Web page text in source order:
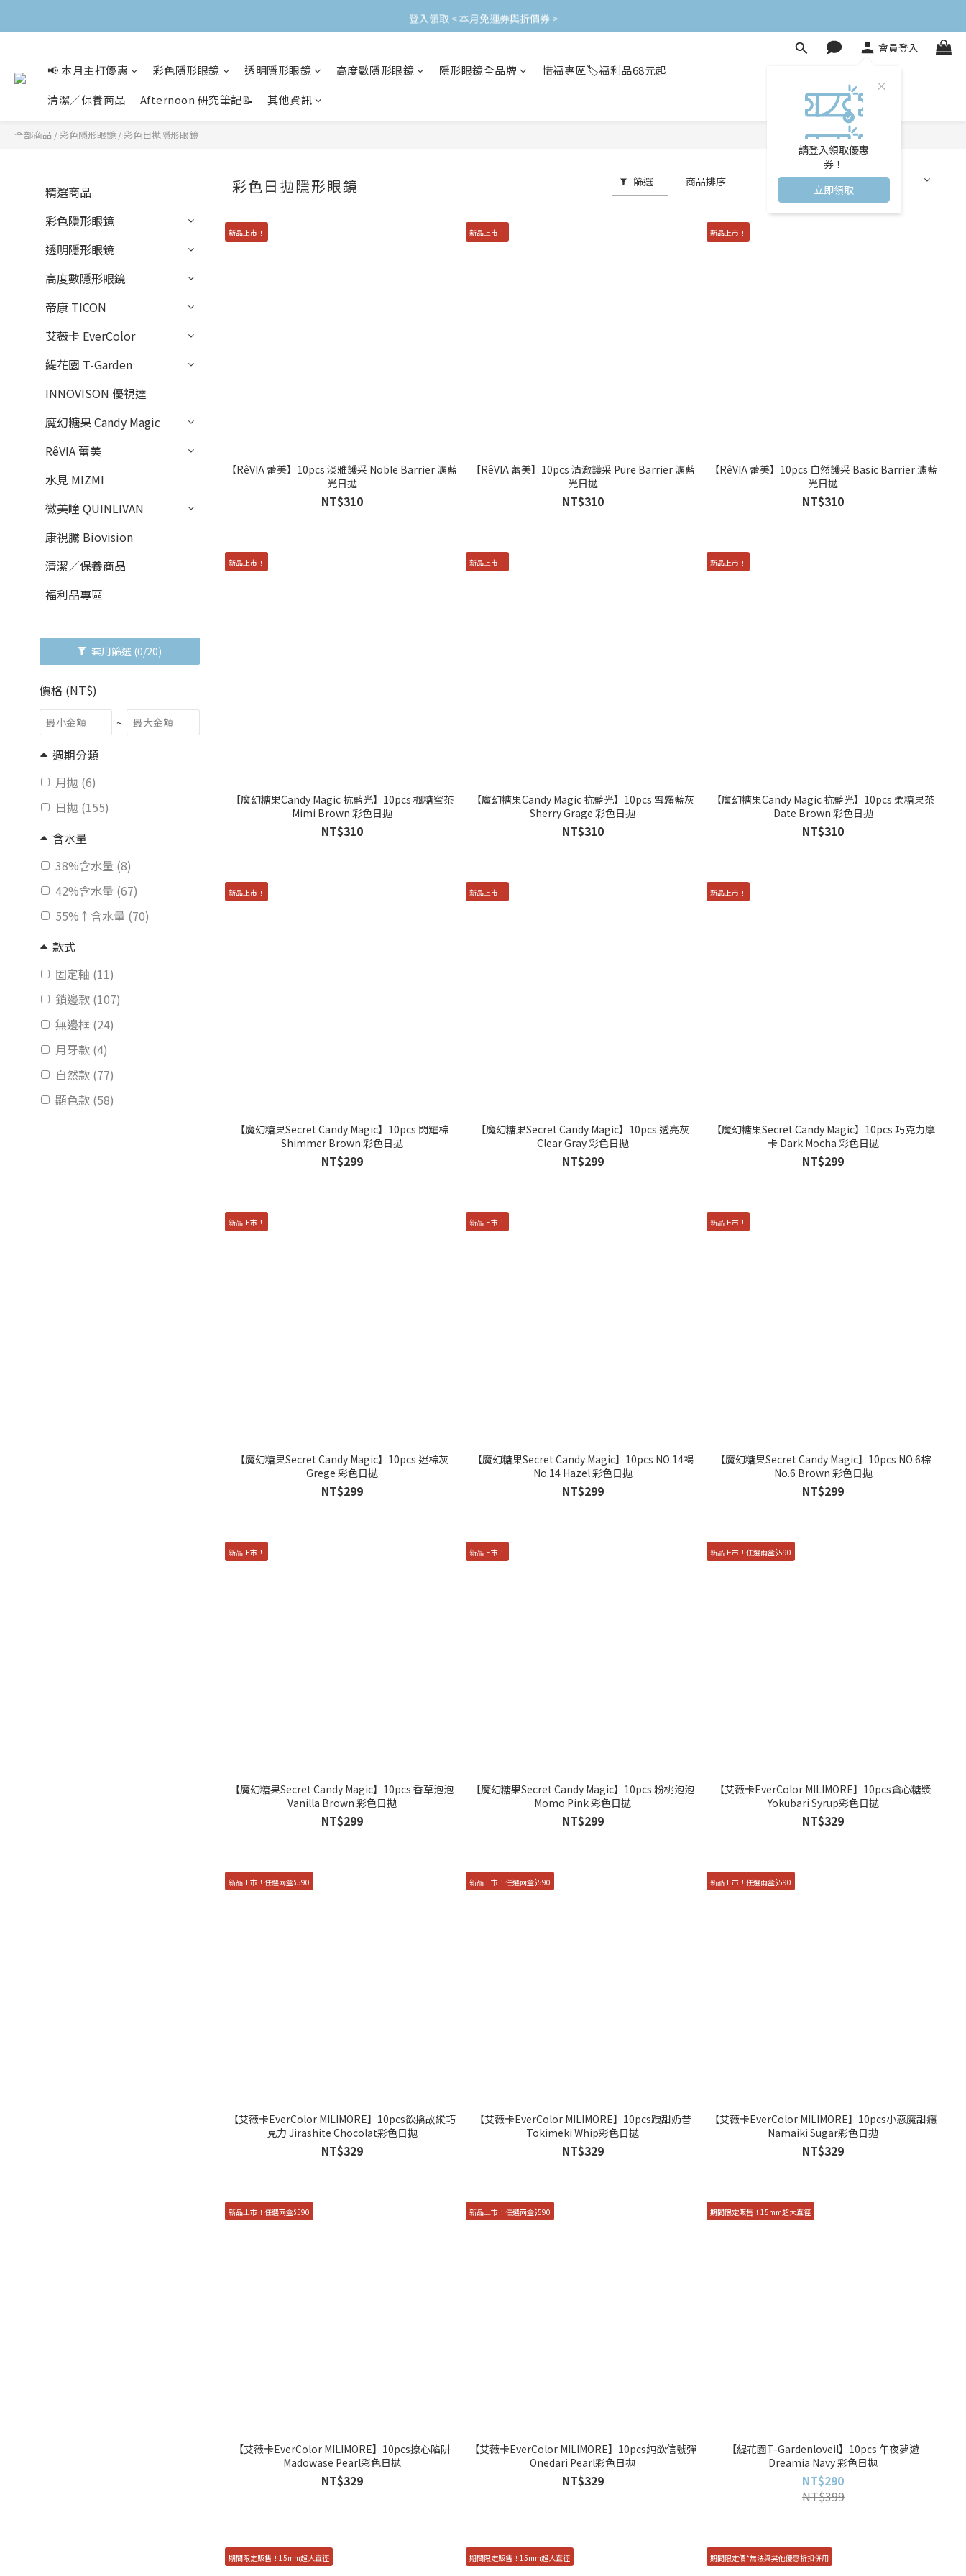
加入會員立即領$200購物金(效期30天) | 可與LINE新好友$50疊加使用
登入領取 < 本月免運券與折價券 >
會員登入
請登入領取優惠
券！
立即領取
📢 本月主打優惠 彩色隱形眼鏡 透明隱形眼鏡 高度數隱形眼鏡 隱形眼鏡全品牌
惜福專區🏷️福利品68元起
清潔／保養商品
Afternoon 研究筆記📝 其他資訊
全部商品 / 彩色隱形眼鏡 / 彩色日拋隱形眼鏡
精選商品
彩色隱形眼鏡
透明隱形眼鏡
高度數隱形眼鏡
帝康 TICON
艾薇卡 EverColor
緹花園 T-Garden
INNOVISON 優視達
魔幻糖果 Candy Magic
RêVIA 蕾美
水見 MIZMI
微美瞳 QUINLIVAN
康視騰 Biovision
清潔／保養商品
福利品專區
套用篩選 (0/20)
價格 (NT$)
~
週期分類
月拋 (6)
日拋 (155)
含水量
38%含水量 (8)
42%含水量 (67)
55%↑含水量 (70)
款式
固定軸 (11)
鎖邊款 (107)
無邊框 (24)
月牙款 (4)
自然款 (77)
顯色款 (58)
彩色日拋隱形眼鏡 篩選 商品排序 每頁顯示 24 個
新品上市！
【RêVIA 蕾美】10pcs 淡雅護采 Noble Barrier 濾藍
光日拋
NT$310
新品上市！
【RêVIA 蕾美】10pcs 清澈護采 Pure Barrier 濾藍
光日拋
NT$310
新品上市！
【RêVIA 蕾美】10pcs 自然護采 Basic Barrier 濾藍
光日拋
NT$310
新品上市！
【魔幻糖果Candy Magic 抗藍光】10pcs 楓糖蜜茶
Mimi Brown 彩色日拋
NT$310
新品上市！
【魔幻糖果Candy Magic 抗藍光】10pcs 雪霧藍灰
Sherry Grage 彩色日拋
NT$310
新品上市！
【魔幻糖果Candy Magic 抗藍光】10pcs 柔糖果茶
Date Brown 彩色日拋
NT$310
新品上市！
【魔幻糖果Secret Candy Magic】10pcs 閃耀棕
Shimmer Brown 彩色日拋
NT$299
新品上市！
【魔幻糖果Secret Candy Magic】10pcs 透亮灰
Clear Gray 彩色日拋
NT$299
新品上市！
【魔幻糖果Secret Candy Magic】10pcs 巧克力摩
卡 Dark Mocha 彩色日拋
NT$299
新品上市！
【魔幻糖果Secret Candy Magic】10pcs 迷棕灰
Grege 彩色日拋
NT$299
新品上市！
【魔幻糖果Secret Candy Magic】10pcs NO.14褐
No.14 Hazel 彩色日拋
NT$299
新品上市！
【魔幻糖果Secret Candy Magic】10pcs NO.6棕
No.6 Brown 彩色日拋
NT$299
新品上市！
【魔幻糖果Secret Candy Magic】10pcs 香草泡泡
Vanilla Brown 彩色日拋
NT$299
新品上市！
【魔幻糖果Secret Candy Magic】10pcs 粉桃泡泡
Momo Pink 彩色日拋
NT$299
新品上市！任選兩盒$590
【艾薇卡EverColor MILIMORE】10pcs貪心糖漿
Yokubari Syrup彩色日拋
NT$329
新品上市！任選兩盒$590
【艾薇卡EverColor MILIMORE】10pcs欲擒故縱巧
克力 Jirashite Chocolat彩色日拋
NT$329
新品上市！任選兩盒$590
【艾薇卡EverColor MILIMORE】10pcs跩甜奶昔
Tokimeki Whip彩色日拋
NT$329
新品上市！任選兩盒$590
【艾薇卡EverColor MILIMORE】10pcs小惡魔甜癮
Namaiki Sugar彩色日拋
NT$329
新品上市！任選兩盒$590
【艾薇卡EverColor MILIMORE】10pcs撩心陷阱
Madowase Pearl彩色日拋
NT$329
新品上市！任選兩盒$590
【艾薇卡EverColor MILIMORE】10pcs純欲信號彈
Onedari Pearl彩色日拋
NT$329
期間限定販售！15mm超大直徑
【緹花園T-Gardenloveil】10pcs 午夜夢遊
Dreamia Navy 彩色日拋
NT$290
NT$399
期間限定販售！15mm超大直徑 期間限定販售！15mm超大直徑 期間限定價*無法與其他優惠折扣併用